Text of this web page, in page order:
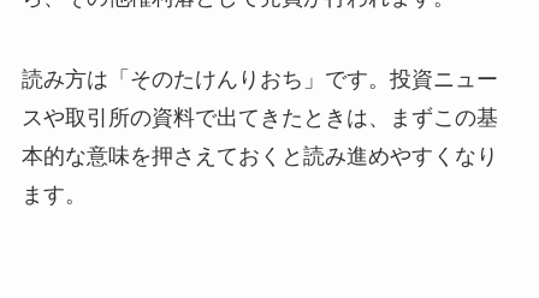
読み方は「そのたけんりおち」です。投資ニュー
スや取引所の資料で出てきたときは、まずこの基
本的な意味を押さえておくと読み進めやすくなり
ます。